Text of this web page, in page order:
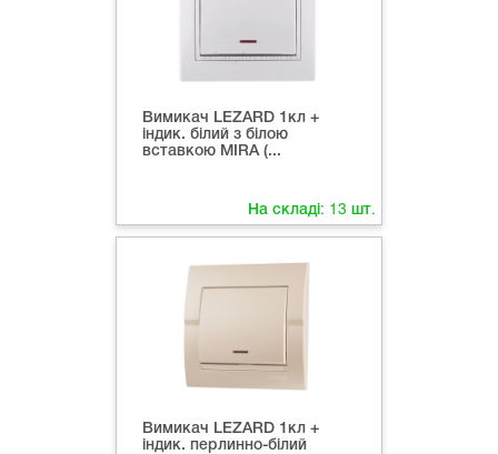
Вимикач LEZARD 1кл +
індик. білий з білою
вставкою MIRA (...
На складі: 13 шт.
Вимикач LEZARD 1кл +
індик. перлинно-білий